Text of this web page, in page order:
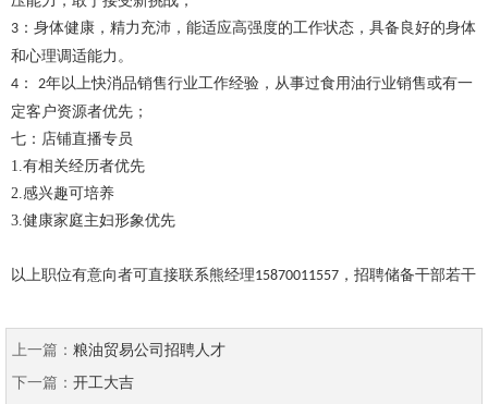
3 ：身体健康，精力充沛，能适应高强度的工作状态，具备良好的身体
和心理调适能力。
4 ： 2年以上快消品销售行业工作经验，从事过食用油行业销售或有一
定客户资源者优先；
七：店铺直播专员
1.有相关经历者优先
2.感兴趣可培养
3.健康家庭主妇形象优先
以上职位有意向者可直接联系熊经理15870011557，招聘储备干部若干
上一篇： 粮油贸易公司招聘人才
下一篇： 开工大吉